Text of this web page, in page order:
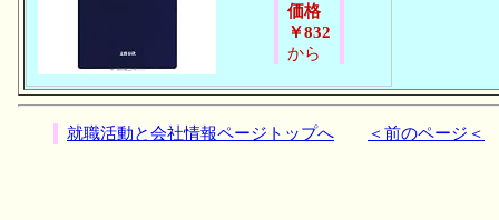
価格
￥832
から
就職活動と会社情報ページトップへ ＜前のページ＜